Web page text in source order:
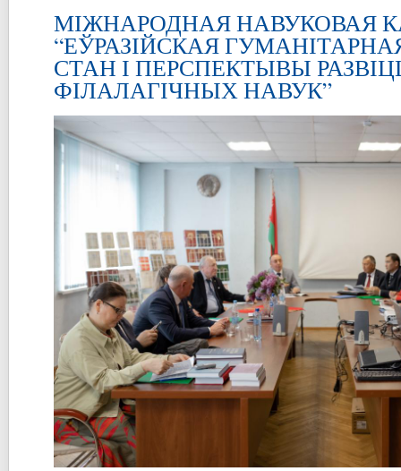
МІЖНАРОДНАЯ НАВУКОВАЯ
“ЕЎРАЗІЙСКАЯ
СТАН І ПЕРСПЕКТЫВЫ
ФІЛАЛАГІЧНЫХ НАВУК”